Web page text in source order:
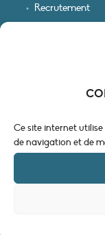
Ce site internet
de navigation et de
Recrutement
Recevoir nos
Mentions légales
Politique de